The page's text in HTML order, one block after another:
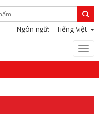
Ngôn ngữ: Tiếng Việt